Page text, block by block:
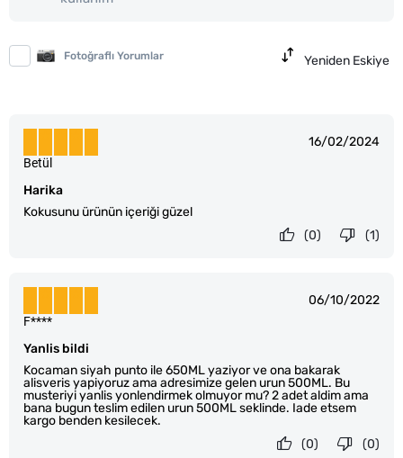
Fotoğraflı Yorumlar Yeniden Eskiye
16/02/2024
Harika
Kokusunu ürünün içeriği güzel
Betül
(1)
(0)
06/10/2022
Yanlis bildi
Kocaman siyah punto ile 650ML yaziyor ve ona bakarak
alisveris yapiyoruz ama adresimize gelen urun 500ML. Bu
musteriyi yanlis yonlendirmek olmuyor mu? 2 adet aldim ama
bana bugun teslim edilen urun 500ML seklinde. Iade etsem
kargo benden kesilecek.
F****
(0)
(0)